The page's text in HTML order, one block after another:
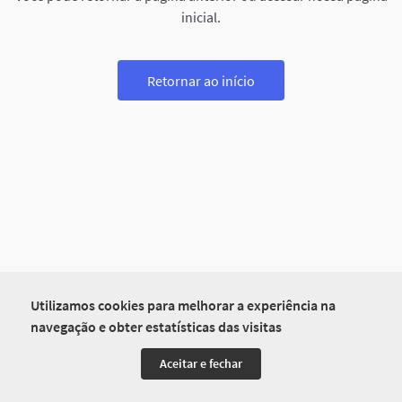
Utilizamos cookies para melhorar a experiência na
navegação e obter estatísticas das visitas
Aceitar e fechar
inicial.
Retornar ao início